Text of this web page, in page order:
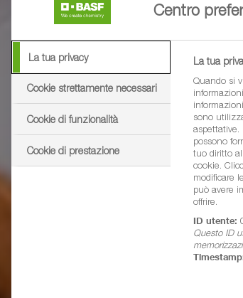
Centro
La tua privacy
Cookie strettamente necessari
Cookie di funzionalità
Cookie di prestazione
La tua
Quando si
sono
possono
tuo diritto
cookie.
modificare
può avere
offrire.
ID utente:
Questo ID